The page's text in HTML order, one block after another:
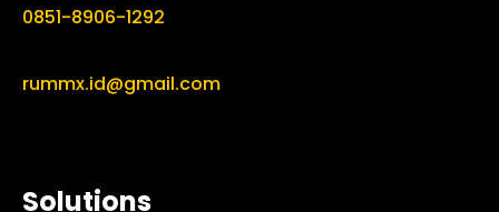
0851-8906-1292
rummx.id@gmail.com
Solutions